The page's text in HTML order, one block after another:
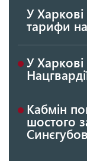
У Харкові
тарифи
У
Кабмін
шостого